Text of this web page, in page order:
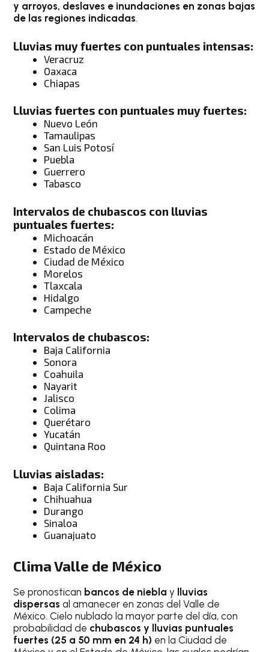
y arroyos, deslaves e inundaciones en zonas bajas
de las regiones indicadas.
Lluvias muy fuertes con puntuales intensas:
Veracruz
Oaxaca
Chiapas
Lluvias fuertes con puntuales muy fuertes:
Nuevo León
Tamaulipas
San Luis Potosí
Puebla
Guerrero
Tabasco
Intervalos de chubascos con lluvias
puntuales fuertes:
Michoacán
Estado de México
Ciudad de México
Morelos
Tlaxcala
Hidalgo
Campeche
Intervalos de chubascos:
Baja California
Sonora
Coahuila
Nayarit
Jalisco
Colima
Querétaro
Yucatán
Quintana Roo
Lluvias aisladas:
Baja California Sur
Chihuahua
Durango
Sinaloa
Guanajuato
Clima Valle de México
Se pronostican bancos de niebla y
lluvias
dispersas al amanecer en zonas del Valle de
México. Cielo nublado la mayor parte del día, con
probabilidad de chubascos y lluvias puntuales
fuertes (25 a 50 mm en 24 h) en la Ciudad de